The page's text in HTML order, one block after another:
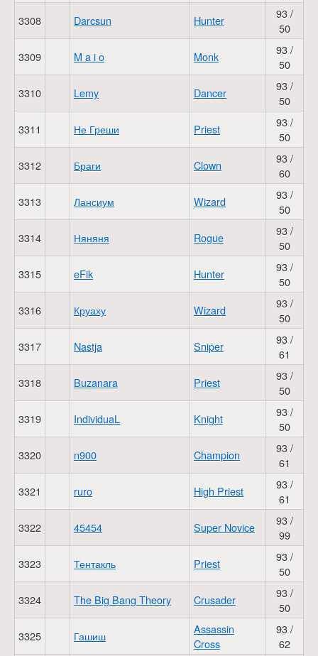
3308
Darcsun Hunter
93 /
50
3309
M a i o Monk
93 /
50
3310
Lemy Dancer
93 /
50
3311
Не Греши Priest
93 /
50
3312
Браги Clown
93 /
60
3313
Лансиум Wizard
93 /
50
3314
Няняня Rogue
93 /
50
3315
eFik Hunter
93 /
50
3316
Круаху Wizard
93 /
50
3317
Nastja Sniper
93 /
61
3318
Buzanara Priest
93 /
50
3319
IndividuaL Knight
93 /
50
3320
n900 Champion
93 /
61
3321
ruro High Priest
93 /
61
3322
45454 Super Novice
93 /
99
3323
Тентакль Priest
93 /
50
3324
The Big Bang Theory Crusader
93 /
50
3325
Гашиш
Assassin
Cross
93 /
62